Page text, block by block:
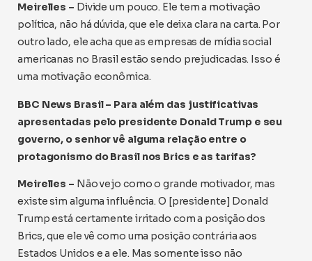
Meirelles – Divide um pouco. Ele tem a motivação
política, não há dúvida, que ele deixa clara na carta. Por
outro lado, ele acha que as empresas de mídia social
americanas no Brasil estão sendo prejudicadas. Isso é
uma motivação econômica.
BBC News Brasil – Para além das justificativas
apresentadas pelo presidente Donald Trump e seu
governo, o senhor vê alguma relação entre o
protagonismo do Brasil nos Brics e as tarifas?
Meirelles – Não vejo como o grande motivador, mas
existe sim alguma influência. O [presidente] Donald
Trump está certamente irritado com a posição dos
Brics, que ele vê como uma posição contrária aos
Estados Unidos e a ele. Mas somente isso não